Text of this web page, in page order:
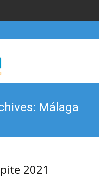
Málaga
2021